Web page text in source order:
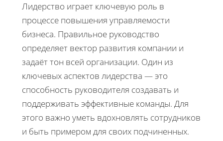
Лидерство играет ключевую роль в
процессе повышения управляемости
бизнеса. Правильное руководство
определяет вектор развития компании и
задаёт тон всей организации. Один из
ключевых аспектов лидерства — это
способность руководителя создавать и
поддерживать эффективные команды. Для
этого важно уметь вдохновлять сотрудников
и быть примером для своих подчиненных.